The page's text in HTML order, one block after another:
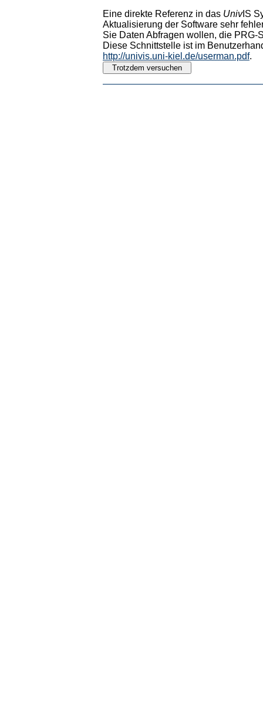
Eine direkte Referenz in das UnivIS
Aktualisierung der Software sehr
Sie Daten Abfragen wollen, die PRG-
Diese Schnittstelle ist im
http://univis.uni-kiel.de/userman.pdf.